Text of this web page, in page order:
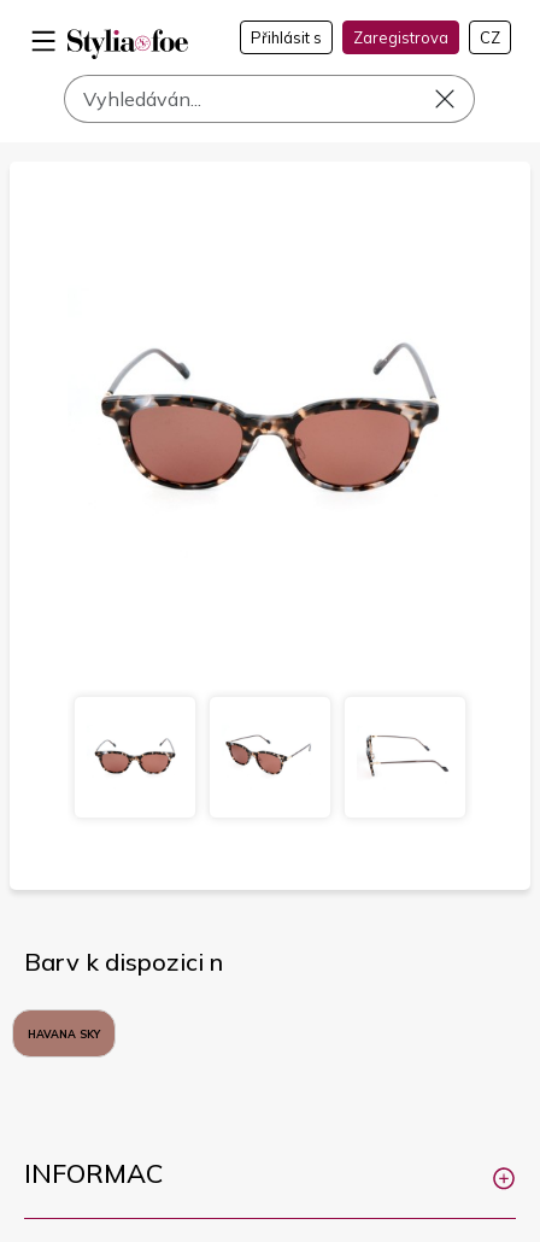
Přihlásit s Zaregistrova CZ
Barv k dispozici n
HAVANA SKY
INFORMAC